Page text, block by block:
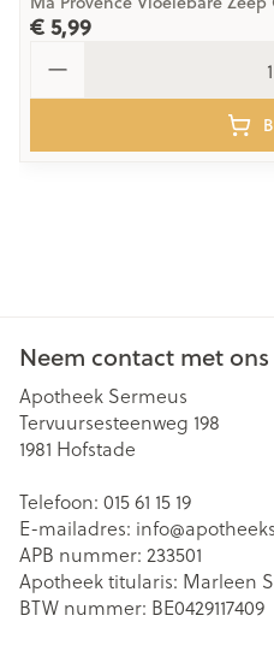
€ 5,99
Neem contact met
Apotheek Sermeus
Tervuursesteenweg 198
1981 Hofstade
Telefoon: 015 61 15 19
E-mailadres: info@
APB nummer: 233501
Apotheek titularis: Marleen
BTW nummer: BE0429117409